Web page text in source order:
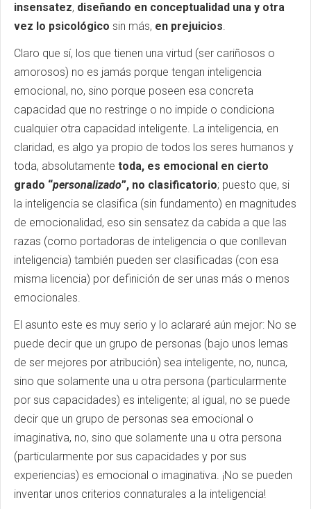
insensatez, diseñando en conceptualidad una y otra
vez lo psicológico sin más, en prejuicios.
Claro que sí, los que tienen una virtud (ser cariñosos o
amorosos) no es jamás porque tengan inteligencia
emocional, no, sino porque poseen esa concreta
capacidad que no restringe o no impide o condiciona
cualquier otra capacidad inteligente. La inteligencia, en
claridad, es algo ya propio de todos los seres humanos y
toda, absolutamente toda, es emocional en cierto
grado “personalizado”, no clasificatorio; puesto que, si
la inteligencia se clasifica (sin fundamento) en magnitudes
de emocionalidad, eso sin sensatez da cabida a que las
razas (como portadoras de inteligencia o que conllevan
inteligencia) también pueden ser clasificadas (con esa
misma licencia) por definición de ser unas más o menos
emocionales.
El asunto este es muy serio y lo aclararé aún mejor: No se
puede decir que un grupo de personas (bajo unos lemas
de ser mejores por atribución) sea inteligente, no, nunca,
sino que solamente una u otra persona (particularmente
por sus capacidades) es inteligente; al igual, no se puede
decir que un grupo de personas sea emocional o
imaginativa, no, sino que solamente una u otra persona
(particularmente por sus capacidades y por sus
experiencias) es emocional o imaginativa. ¡No se pueden
inventar unos criterios connaturales a la inteligencia!